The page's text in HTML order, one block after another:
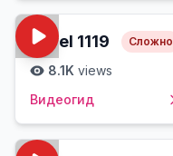
Level 1119 Сложно
8.1K views
Видеогид